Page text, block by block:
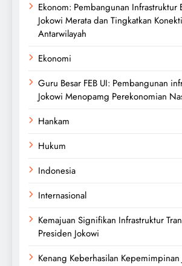
Ekonom: Pembangunan Infrastruktur
Jokowi Merata dan Tingkatkan
Antarwilayah
Ekonomi
Guru Besar FEB UI: Pembangunan
Jokowi Menopamg Perekonomian
Hankam
Hukum
Indonesia
Internasional
Kemajuan Signifikan Infrastruktur
Presiden Jokowi
Kenang Keberhasilan Kepemimpinan